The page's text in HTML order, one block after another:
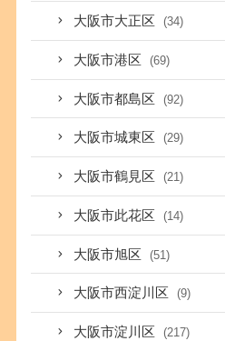
大阪市大正区 (34)
大阪市港区 (69)
大阪市都島区 (92)
大阪市城東区 (29)
大阪市鶴見区 (21)
大阪市此花区 (14)
大阪市旭区 (51)
大阪市西淀川区 (9)
大阪市淀川区 (217)